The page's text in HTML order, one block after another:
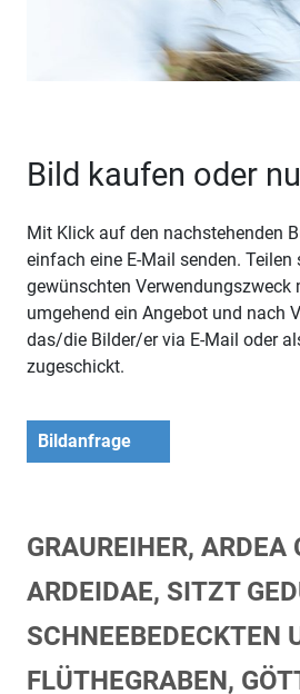
Bild kaufen oder
Mit Klick auf den nachstehenden
einfach eine E-Mail senden. Teilen
gewünschten Verwendungszweck
umgehend ein Angebot und nach
das/die Bilder/er via E-Mail oder
zugeschickt.
Bildanfrage
GRAUREIHER, ARDEA
ARDEIDAE, SITZT
SCHNEEBEDECKTEN
FLÜTHEGRABEN,